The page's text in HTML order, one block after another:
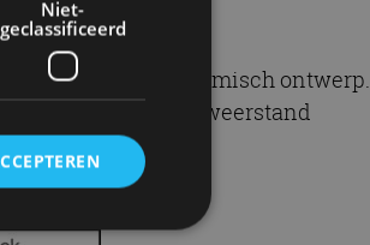
aerodynamisch ontwerp.
Cd wordt de luchtweerstand
auto.
Niet-
geclassificeerd